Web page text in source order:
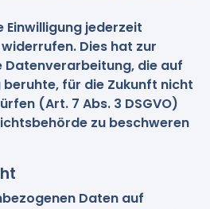
Einwilligung jederzeit
Dies hat zur
Datenverarbeitung, die auf
beruhte, für die Zukunft nicht
(Art. 7 Abs. 3 DSGVO)
zu beschweren
Daten auf